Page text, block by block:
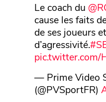
Le coach du
cause les faits
de ses joueurs
d’agressivité.
pic.twitter.com/
— Prime Video
(@PVSportFR)